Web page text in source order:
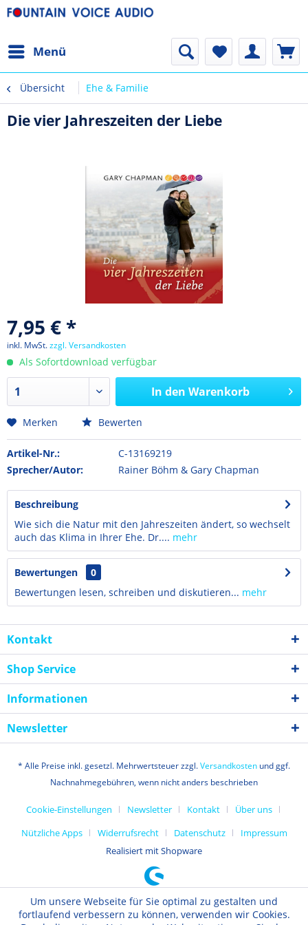
Menü
Übersicht Ehe & Familie
Die vier Jahreszeiten der Liebe
7,95 € *
inkl. MwSt.zzgl. Versandkosten
Als Sofortdownload verfügbar
In den Warenkorb
Merken Bewerten
Artikel-Nr.:
C-13169219
Sprecher/Autor:
Rainer Böhm & Gary Chapman
Beschreibung
Wie sich die Natur mit den Jahreszeiten ändert, so wechselt
auch das Klima in Ihrer Ehe. Dr.... mehr
Bewertungen
0
Bewertungen lesen, schreiben und diskutieren... mehr
Kontakt
Shop Service
Informationen
Newsletter
* Alle Preise inkl. gesetzl. Mehrwertsteuer zzgl.Versandkosten und ggf.
Nachnahmegebühren, wenn nicht anders beschrieben
Cookie-Einstellungen Newsletter Kontakt
Über uns
Nützliche Apps
Widerrufsrecht Datenschutz
Impressum
Realisiert mit Shopware
Um unsere Webseite für Sie optimal zu gestalten und
fortlaufend verbessern zu können, verwenden wir Cookies.